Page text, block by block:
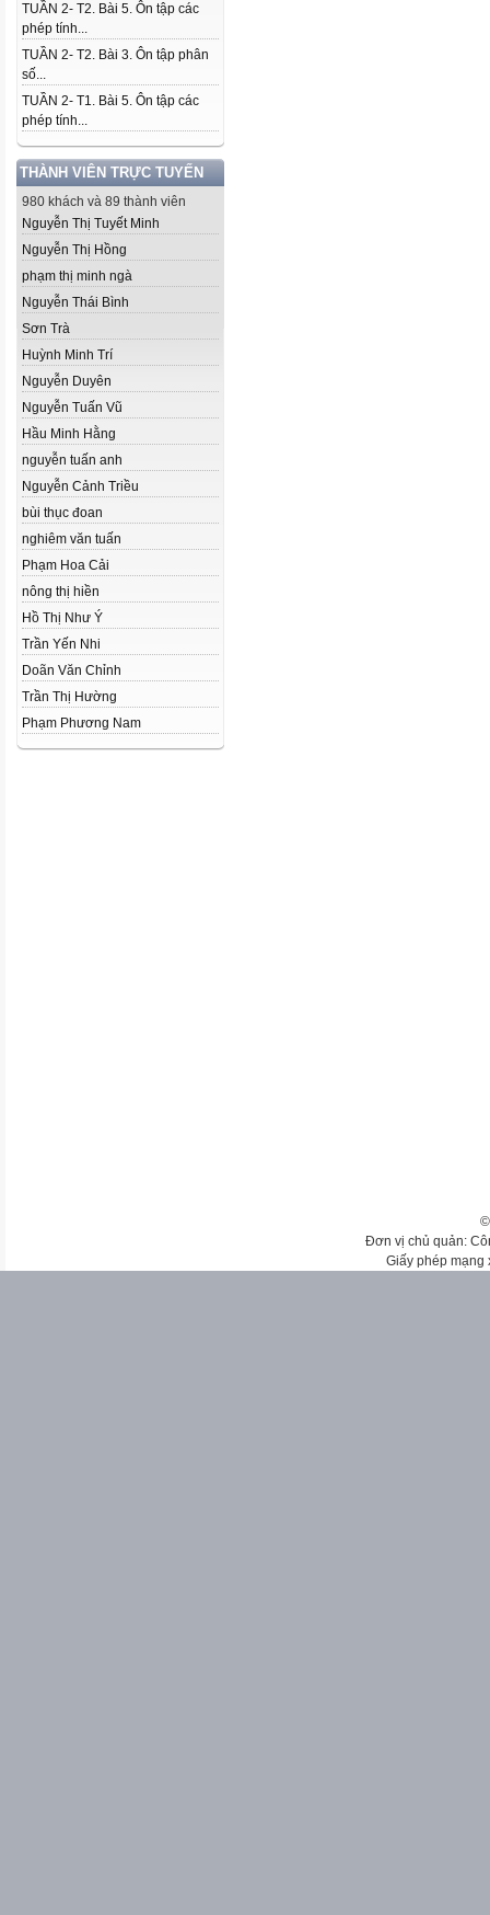
TUẦN 2- T2. Bài 5. Ôn tập các
phép tính...
TUẦN 2- T2. Bài 3. Ôn tập phân
số...
TUẦN 2- T1. Bài 5. Ôn tập các
phép tính...
THÀNH VIÊN TRỰC TUYẾN
980 khách và 89 thành viên
Nguyễn Thị Tuyết Minh
Nguyễn Thị Hồng
phạm thị minh ngà
Nguyễn Thái Bình
Sơn Trà
Huỳnh Minh Trí
Nguyễn Duyên
Nguyễn Tuấn Vũ
Hầu Minh Hằng
nguyễn tuấn anh
Nguyễn Cảnh Triều
bùi thục đoan
nghiêm văn tuấn
Phạm Hoa Cải
nông thị hiền
Hồ Thị Như Ý
Trần Yến Nhi
Doãn Văn Chỉnh
Trần Thị Hường
Phạm Phương Nam
Đơn vị chủ quản:
Giấy phép mạng